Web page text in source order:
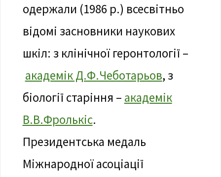
одержали (1986 р.) всесвітньо
відомі засновники наукових
шкіл: з клінічної геронтології –
академік Д.Ф.Чеботарьов, з
біології старіння – академік
В.В.Фролькіс.
Президентська медаль
Міжнародної асоціації